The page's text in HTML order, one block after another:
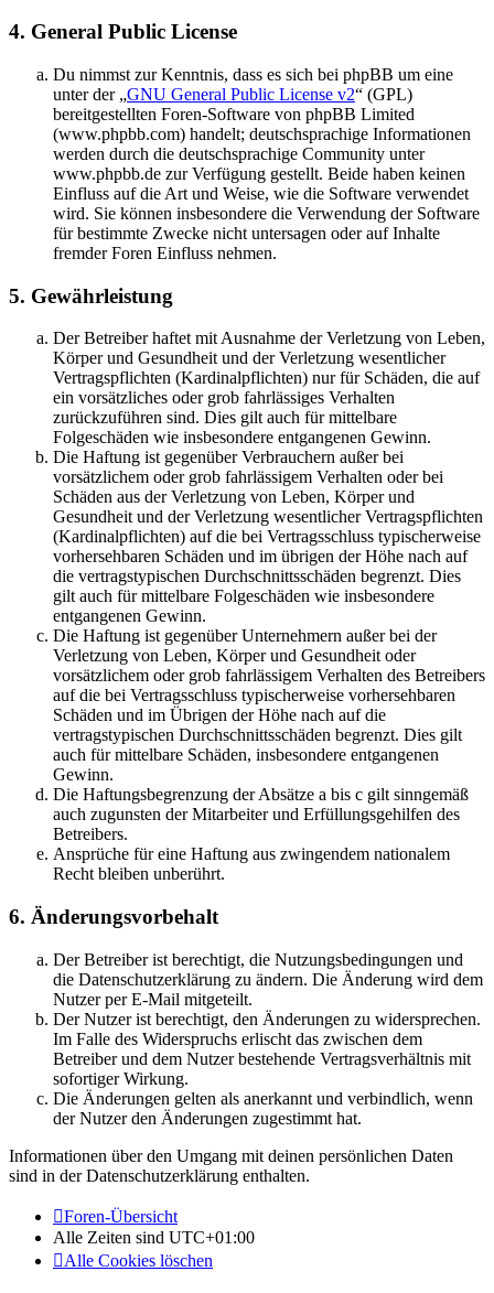
4. General Public License
Du nimmst zur Kenntnis, dass es sich bei phpBB um eine
unter der „GNU General Public License v2“ (GPL)
bereitgestellten Foren-Software von phpBB Limited
(www.phpbb.com) handelt; deutschsprachige Informationen
werden durch die deutschsprachige Community unter
www.phpbb.de zur Verfügung gestellt. Beide haben keinen
Einfluss auf die Art und Weise, wie die Software verwendet
wird. Sie können insbesondere die Verwendung der Software
für bestimmte Zwecke nicht untersagen oder auf Inhalte
fremder Foren Einfluss nehmen.
5. Gewährleistung
Der Betreiber haftet mit Ausnahme der Verletzung von Leben,
Körper und Gesundheit und der Verletzung wesentlicher
Vertragspflichten (Kardinalpflichten) nur für Schäden, die auf
ein vorsätzliches oder grob fahrlässiges Verhalten
zurückzuführen sind. Dies gilt auch für mittelbare
Folgeschäden wie insbesondere entgangenen Gewinn.
Die Haftung ist gegenüber Verbrauchern außer bei
vorsätzlichem oder grob fahrlässigem Verhalten oder bei
Schäden aus der Verletzung von Leben, Körper und
Gesundheit und der Verletzung wesentlicher Vertragspflichten
(Kardinalpflichten) auf die bei Vertragsschluss typischerweise
vorhersehbaren Schäden und im übrigen der Höhe nach auf
die vertragstypischen Durchschnittsschäden begrenzt. Dies
gilt auch für mittelbare Folgeschäden wie insbesondere
entgangenen Gewinn.
Die Haftung ist gegenüber Unternehmern außer bei der
Verletzung von Leben, Körper und Gesundheit oder
vorsätzlichem oder grob fahrlässigem Verhalten des Betreibers
auf die bei Vertragsschluss typischerweise vorhersehbaren
Schäden und im Übrigen der Höhe nach auf die
vertragstypischen Durchschnittsschäden begrenzt. Dies gilt
auch für mittelbare Schäden, insbesondere entgangenen
Gewinn.
Die Haftungsbegrenzung der Absätze a bis c gilt sinngemäß
auch zugunsten der Mitarbeiter und Erfüllungsgehilfen des
Betreibers.
Ansprüche für eine Haftung aus zwingendem nationalem
Recht bleiben unberührt.
6. Änderungsvorbehalt
Der Betreiber ist berechtigt, die Nutzungsbedingungen und
die Datenschutzerklärung zu ändern. Die Änderung wird dem
Nutzer per E-Mail mitgeteilt.
Der Nutzer ist berechtigt, den Änderungen zu widersprechen.
Im Falle des Widerspruchs erlischt das zwischen dem
Betreiber und dem Nutzer bestehende Vertragsverhältnis mit
sofortiger Wirkung.
Die Änderungen gelten als anerkannt und verbindlich, wenn
der Nutzer den Änderungen zugestimmt hat.
Informationen über den Umgang mit deinen persönlichen Daten
sind in der Datenschutzerklärung enthalten.
Foren-Übersicht
Alle Zeiten sind UTC+01:00
Alle Cookies löschen